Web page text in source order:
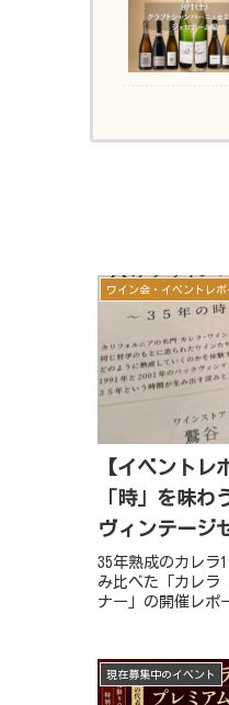
ワイン会・イベントレポ
【イベントレ
「時」を味わ
ヴィンテージ
年ヴィンテー
35年熟成のカレラ
み比べた「カレラ
ナー」の開催レポ
成ワインならで
ンセン氏の哲学を
現在募集中のイベント